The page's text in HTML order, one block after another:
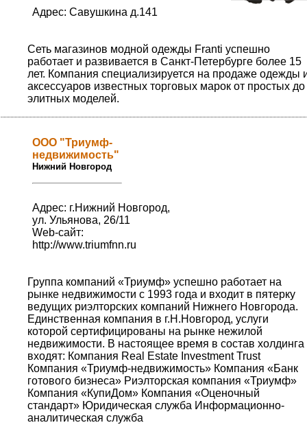
Адрес: Савушкина д.141
Сеть магазинов модной одежды Franti успешно
работает и развивается в Санкт-Петербурге более 15
лет. Компания специализируется на продаже одежды
аксессуаров известных торговых марок от простых до
элитных моделей.
ООО "Триумф-
недвижимость"
Нижний Новгород
Адрес: г.Нижний Новгород,
ул. Ульянова, 26/11
Web-сайт:
http://www.triumfnn.ru
Группа компаний «Триумф» успешно работает на
рынке недвижимости с 1993 года и входит в пятерку
ведущих риэлторских компаний Нижнего Новгорода.
Единственная компания в г.Н.Новгород, услуги
которой сертифицированы на рынке нежилой
недвижимости. В настоящее время в состав холдинга
входят: Компания Real Estate Investment Trust
Компания «Триумф-недвижимость» Компания «Банк
готового бизнеса» Риэлторская компания «Триумф»
Компания «КупиДом» Компания «Оценочный
стандарт» Юридическая служба Информационно-
аналитическая служба